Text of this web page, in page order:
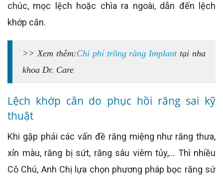
chúc, mọc lệch hoặc chìa ra ngoài, dẫn đến lệch
khớp cắn.
>> Xem thêm:Chi phí trồng răng Implanttại nha
khoa Dr. Care
Lệch khớp cắn do phục hồi răng sai kỹ
thuật
Khi gặp phải các vấn đề răng miệng như răng thưa,
xỉn màu, răng bị sứt, răng sâu viêm tủy,... Thì nhiều
Cô Chú, Anh Chị lựa chọn phương pháp bọc răng sứ